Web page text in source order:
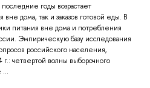
годы возрастает
вне дома, так и заказов готовой еды. В
питания вне дома и потребления
Эмпирическую базу исследования
российского населения,
четвертой волны выборочного
...